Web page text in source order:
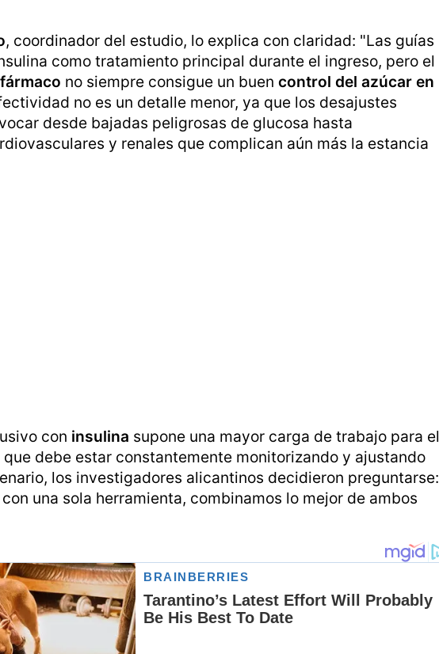
, coordinador del estudio, lo explica con claridad: "Las guías
como tratamiento principal durante el ingreso, pero el
fármaco no siempre consigue un buen control del azúcar en
no es un detalle menor, ya que los desajustes
desde bajadas peligrosas de glucosa hasta
y renales que complican aún más la estancia
con insulina supone una mayor carga de trabajo para el
debe estar constantemente monitorizando y ajustando
los investigadores alicantinos decidieron preguntarse:
una sola herramienta, combinamos lo mejor de ambos